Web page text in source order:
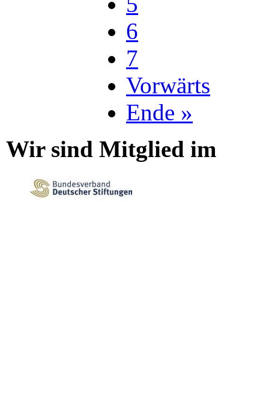
6
7
Vorwärts
Ende »
Wir sind Mitglied im